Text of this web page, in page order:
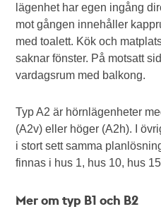
lägenhet har egen ingång
mot gången innehåller
med toalett. Kök och
saknar fönster. På motsatt
vardagsrum med balkong.
Typ A2 är hörnlägenheter
(A2v) eller höger (A2h). I
i stort sett samma
finnas i hus 1, hus 10, hus
Mer om typ B1 och B2